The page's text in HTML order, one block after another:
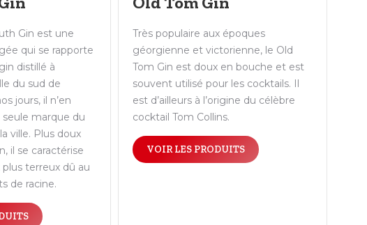
Gin est une
qui se rapporte
distillé à
du sud de
jours, il n’en
seule marque du
ville. Plus doux
il se caractérise
terreux dû au
de racine.
Très populaire aux époques
géorgienne et victorienne, le Old
Tom Gin est doux en bouche et est
souvent utilisé pour les cocktails. Il
est d’ailleurs à l’origine du célèbre
cocktail Tom Collins.
VOIR LES PRODUITS